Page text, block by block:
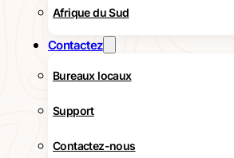
Afrique du Sud
Contactez
Bureaux locaux
Support
Contactez-nous